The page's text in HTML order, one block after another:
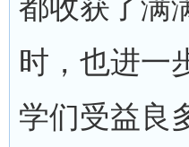
都收获了满
时，也进一
学们受益良